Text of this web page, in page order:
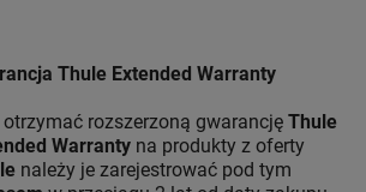
Thule Extended Warranty
otrzymać rozszerzoną gwarancję Thule
Warranty na produkty z oferty
należy je zarejestrować pod tym